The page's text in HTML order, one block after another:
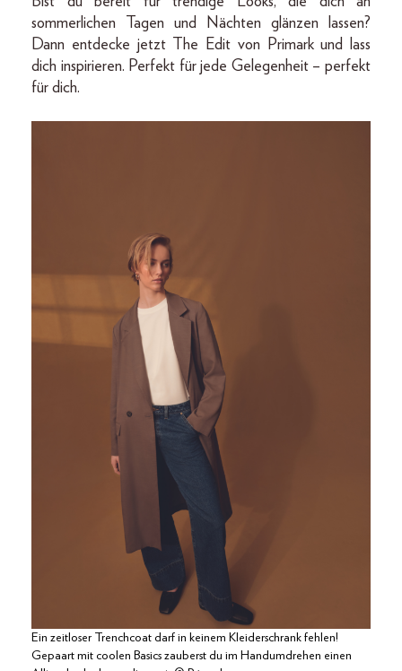
sommerlichen Tagen und Nächten glänzen lassen?
Dann entdecke jetzt The Edit von Primark und lass
dich inspirieren. Perfekt für jede Gelegenheit – perfekt
für dich.
Ein zeitloser Trenchcoat darf in keinem Kleiderschrank fehlen!
Gepaart mit coolen Basics zauberst du im Handumdrehen einen